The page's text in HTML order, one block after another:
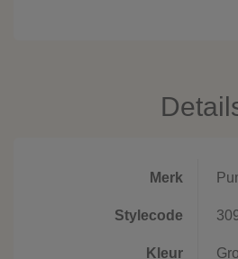
Merk
Stylecode
Kleur